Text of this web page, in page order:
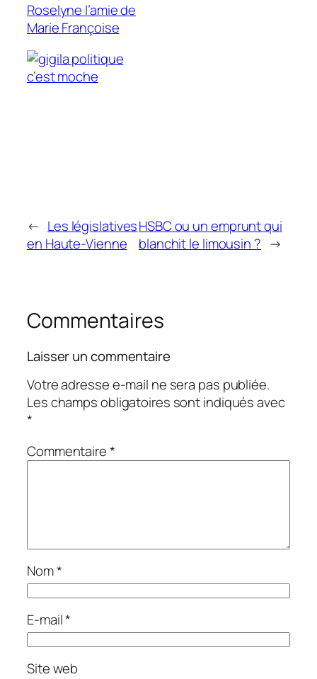
Roselyne l’amie de
Marie Françoise
la politique
c’est moche
← Les législatives
en Haute-Vienne
HSBC ou un emprunt qui
blanchit le limousin ? →
Commentaires
Laisser un commentaire
Votre adresse e-mail ne sera pas publiée.
Les champs obligatoires sont indiqués avec
*
Commentaire*
Nom*
E-mail*
Site web